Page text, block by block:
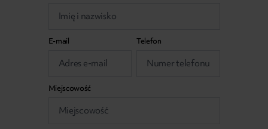
E-mail Telefon
Miejscowość